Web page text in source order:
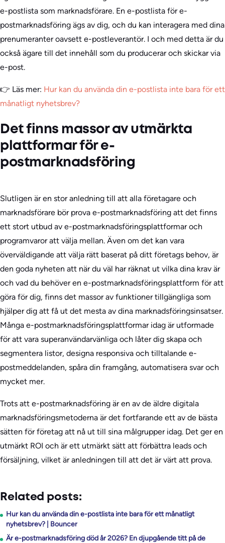
e-postlista som marknadsförare. En e-postlista för e-
postmarknadsföring ägs av dig, och du kan interagera med dina
prenumeranter oavsett e-postleverantör. I och med detta är du
också ägare till det innehåll som du producerar och skickar via
e-post.
👉 Läs mer: Hur kan du använda din e-postlista inte bara för ett
månatligt nyhetsbrev?
Det finns massor av utmärkta
plattformar för e-
postmarknadsföring
Slutligen är en stor anledning till att alla företagare och
marknadsförare bör prova e-postmarknadsföring att det finns
ett stort utbud av e-postmarknadsföringsplattformar och
programvaror att välja mellan. Även om det kan vara
överväldigande att välja rätt baserat på ditt företags behov, är
den goda nyheten att när du väl har räknat ut vilka dina krav är
och vad du behöver en e-postmarknadsföringsplattform för att
göra för dig, finns det massor av funktioner tillgängliga som
hjälper dig att få ut det mesta av dina marknadsföringsinsatser.
Många e-postmarknadsföringsplattformar idag är utformade
för att vara superanvändarvänliga och låter dig skapa och
segmentera listor, designa responsiva och tilltalande e-
postmeddelanden, spåra din framgång, automatisera svar och
mycket mer.
Trots att e-postmarknadsföring är en av de äldre digitala
marknadsföringsmetoderna är det fortfarande ett av de bästa
sätten för företag att nå ut till sina målgrupper idag. Det ger en
utmärkt ROI och är ett utmärkt sätt att förbättra leads och
försäljning, vilket är anledningen till att det är värt att prova.
Related posts:
Hur kan du använda din e-postlista inte bara för ett månatligt
nyhetsbrev? | Bouncer
Är e-postmarknadsföring död år 2026? En djupgående titt på de